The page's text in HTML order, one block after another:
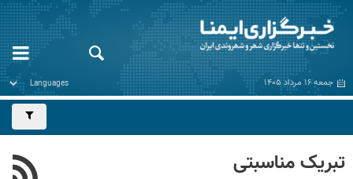
جمعه ۱۶ مرداد ۱۴۰۵
تبریک مناسبتی